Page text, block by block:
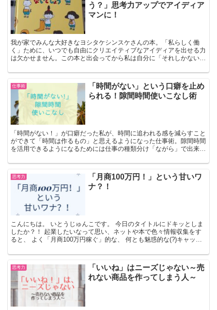
う？」思考力アップでアイディア
マンに！
我が家でみんな大好きなヨシタケシンスケさんの本。「私らしく働
く」ために、いつでも自由にクリエイティブなアイディアを出せる力
は欠かせません。この本と出会ってから私は自分に「それしかないわ
仕事術
「時間がない」という口癖を止め
られる！隙間時間使いこなし術
「時間がない！」が口癖だった私が、時間に追われる感を減らすこと
ができて「時間は作るもの」と思えるようになった仕事術。隙間時間
を活用できるようになるためには仕事の種類分け「ながら」で出来る
いとうじゅんこのブログ。
思考力
「月商100万円！」という甘いワ
ナ？！
こんにちは。 いとうじゅんこです。 今日のタイトルにドキッとしま
したか？！ 起業したいなって思い、ネットや本で色々情報収集をす
ると、 よく「月商100万円稼ぐ」的な、 何とも魅惑的な(?)キャッチ
思考力
「いいね」はニーズじゃない～売
れない商品を作ってしまう人～